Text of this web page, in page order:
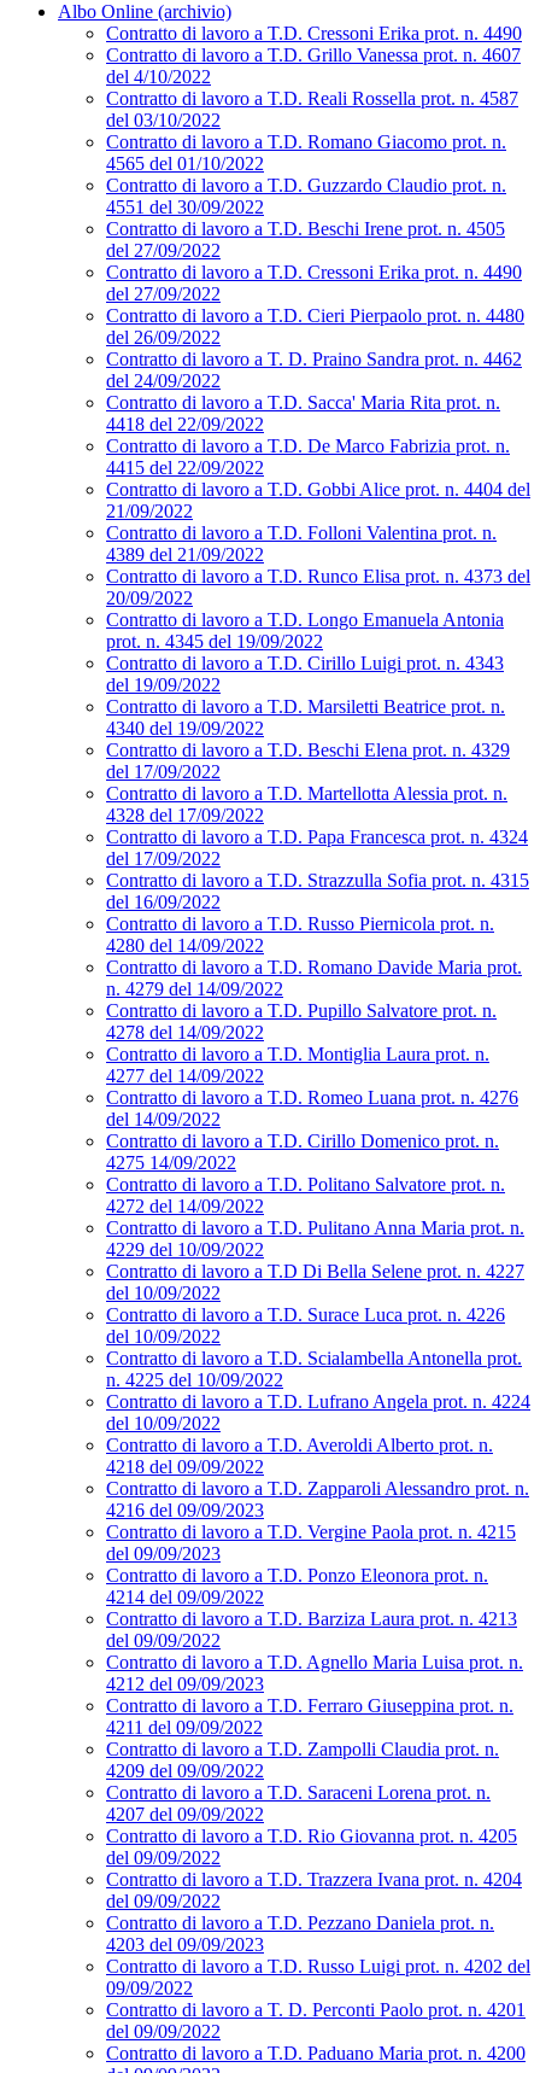
Albo Online (archivio)
Contratto di lavoro a T.D. Cressoni Erika prot. n. 4490
Contratto di lavoro a T.D. Grillo Vanessa prot. n. 4607
del 4/10/2022
Contratto di lavoro a T.D. Reali Rossella prot. n. 4587
del 03/10/2022
Contratto di lavoro a T.D. Romano Giacomo prot. n.
4565 del 01/10/2022
Contratto di lavoro a T.D. Guzzardo Claudio prot. n.
4551 del 30/09/2022
Contratto di lavoro a T.D. Beschi Irene prot. n. 4505
del 27/09/2022
Contratto di lavoro a T.D. Cressoni Erika prot. n. 4490
del 27/09/2022
Contratto di lavoro a T.D. Cieri Pierpaolo prot. n. 4480
del 26/09/2022
Contratto di lavoro a T. D. Praino Sandra prot. n. 4462
del 24/09/2022
Contratto di lavoro a T.D. Sacca' Maria Rita prot. n.
4418 del 22/09/2022
Contratto di lavoro a T.D. De Marco Fabrizia prot. n.
4415 del 22/09/2022
Contratto di lavoro a T.D. Gobbi Alice prot. n. 4404 del
21/09/2022
Contratto di lavoro a T.D. Folloni Valentina prot. n.
4389 del 21/09/2022
Contratto di lavoro a T.D. Runco Elisa prot. n. 4373 del
20/09/2022
Contratto di lavoro a T.D. Longo Emanuela Antonia
prot. n. 4345 del 19/09/2022
Contratto di lavoro a T.D. Cirillo Luigi prot. n. 4343
del 19/09/2022
Contratto di lavoro a T.D. Marsiletti Beatrice prot. n.
4340 del 19/09/2022
Contratto di lavoro a T.D. Beschi Elena prot. n. 4329
del 17/09/2022
Contratto di lavoro a T.D. Martellotta Alessia prot. n.
4328 del 17/09/2022
Contratto di lavoro a T.D. Papa Francesca prot. n. 4324
del 17/09/2022
Contratto di lavoro a T.D. Strazzulla Sofia prot. n. 4315
del 16/09/2022
Contratto di lavoro a T.D. Russo Piernicola prot. n.
4280 del 14/09/2022
Contratto di lavoro a T.D. Romano Davide Maria prot.
n. 4279 del 14/09/2022
Contratto di lavoro a T.D. Pupillo Salvatore prot. n.
4278 del 14/09/2022
Contratto di lavoro a T.D. Montiglia Laura prot. n.
4277 del 14/09/2022
Contratto di lavoro a T.D. Romeo Luana prot. n. 4276
del 14/09/2022
Contratto di lavoro a T.D. Cirillo Domenico prot. n.
4275 14/09/2022
Contratto di lavoro a T.D. Politano Salvatore prot. n.
4272 del 14/09/2022
Contratto di lavoro a T.D. Pulitano Anna Maria prot. n.
4229 del 10/09/2022
Contratto di lavoro a T.D Di Bella Selene prot. n. 4227
del 10/09/2022
Contratto di lavoro a T.D. Surace Luca prot. n. 4226
del 10/09/2022
Contratto di lavoro a T.D. Scialambella Antonella prot.
n. 4225 del 10/09/2022
Contratto di lavoro a T.D. Lufrano Angela prot. n. 4224
del 10/09/2022
Contratto di lavoro a T.D. Averoldi Alberto prot. n.
4218 del 09/09/2022
Contratto di lavoro a T.D. Zapparoli Alessandro prot. n.
4216 del 09/09/2023
Contratto di lavoro a T.D. Vergine Paola prot. n. 4215
del 09/09/2023
Contratto di lavoro a T.D. Ponzo Eleonora prot. n.
4214 del 09/09/2022
Contratto di lavoro a T.D. Barziza Laura prot. n. 4213
del 09/09/2022
Contratto di lavoro a T.D. Agnello Maria Luisa prot. n.
4212 del 09/09/2023
Contratto di lavoro a T.D. Ferraro Giuseppina prot. n.
4211 del 09/09/2022
Contratto di lavoro a T.D. Zampolli Claudia prot. n.
4209 del 09/09/2022
Contratto di lavoro a T.D. Saraceni Lorena prot. n.
4207 del 09/09/2022
Contratto di lavoro a T.D. Rio Giovanna prot. n. 4205
del 09/09/2022
Contratto di lavoro a T.D. Trazzera Ivana prot. n. 4204
del 09/09/2022
Contratto di lavoro a T.D. Pezzano Daniela prot. n.
4203 del 09/09/2023
Contratto di lavoro a T.D. Russo Luigi prot. n. 4202 del
09/09/2022
Contratto di lavoro a T. D. Perconti Paolo prot. n. 4201
del 09/09/2022
Contratto di lavoro a T.D. Paduano Maria prot. n. 4200